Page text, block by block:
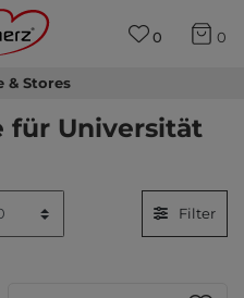
& Stores
0 0
für Universität
Filter